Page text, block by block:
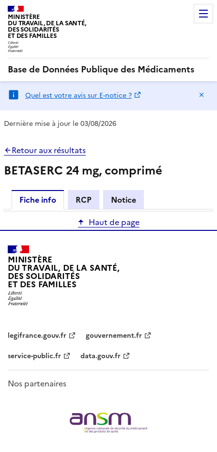
MINISTÈRE
DU TRAVAIL, DE LA SANTÉ,
DES SOLIDARITÉS
ET DES FAMILLES
Base de Données Publique des Médicaments
Quel est votre avis sur E-notice ?
Dernière mise à jour le 03/08/2026
Retour aux résultats
BETASERC 24 mg, comprimé
Fiche info RCP
Notice
Haut de page
MINISTÈRE
DU TRAVAIL, DE LA SANTÉ,
DES SOLIDARITÉS
ET DES FAMILLES
legifrance.gouv.fr
gouvernement.fr
service-public.fr
data.gouv.fr
Nos partenaires